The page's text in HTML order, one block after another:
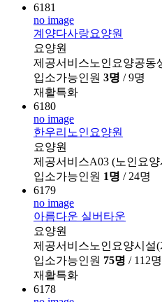
6181
no image
계양다사랑요양원
요양원
제공서비스노인요양공동
입소가능인원 3명 / 9명
재활특화
6180
no image
한우리노인요양원
요양원
제공서비스A03 (노인요
입소가능인원 1명 / 24명
6179
no image
아름다운 실버타운
요양원
제공서비스노인요양시설
입소가능인원 75명 / 112명
재활특화
6178